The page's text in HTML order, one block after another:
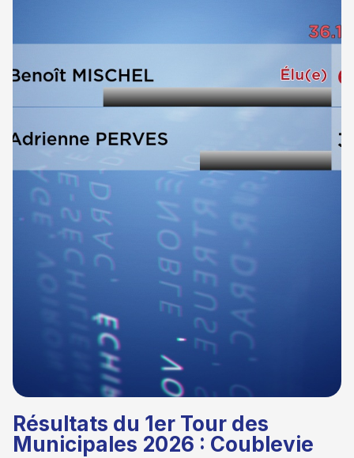
Résultats du 1er Tour des
Municipales 2026 : Coublevie